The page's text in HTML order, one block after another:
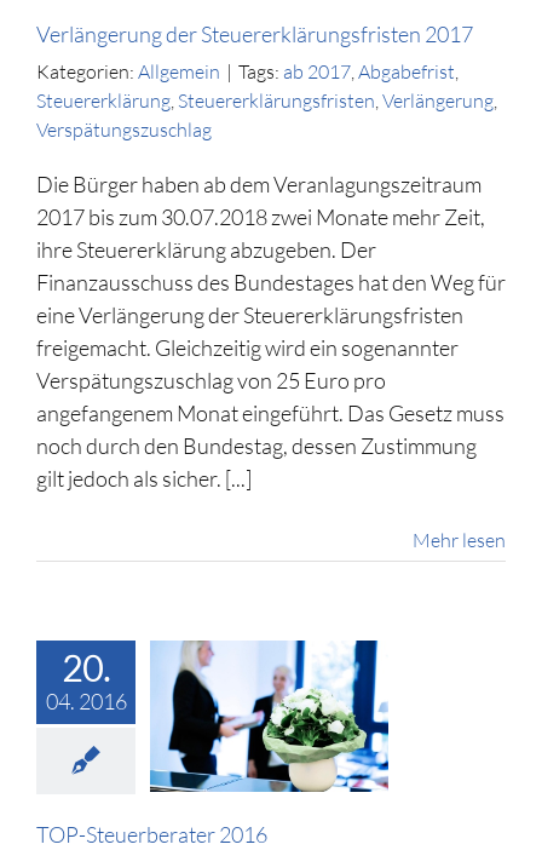
Verlängerung der Steuererklärungsfristen 2017
Kategorien: Allgemein | Tags: ab 2017 Abgabefrist
Steuererklärung Steuererklärungsfristen Verlängerung
Verspätungszuschlag
Die Bürger haben ab dem Veranlagungszeitraum
2017 bis zum 30.07.2018 zwei Monate mehr Zeit,
ihre Steuererklärung abzugeben. Der
Finanzausschuss des Bundestages hat den Weg für
eine Verlängerung der Steuererklärungsfristen
freigemacht. Gleichzeitig wird ein sogenannter
Verspätungszuschlag von 25 Euro pro
angefangenem Monat eingeführt. Das Gesetz muss
noch durch den Bundestag, dessen Zustimmung
gilt jedoch als sicher. [...]
Mehr lesen
20.
04. 2016
TOP-
TOP-Steuerberater 2016